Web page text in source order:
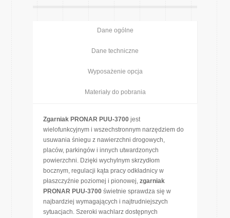
Dane ogólne
Dane techniczne
Wyposażenie opcja
Materiały do pobrania
Zgarniak PRONAR PUU-3700 jest
wielofunkcyjnym i wszechstronnym narzędziem do
usuwania śniegu z nawierzchni drogowych,
placów, parkingów i innych utwardzonych
powierzchni. Dzięki wychylnym skrzydłom
bocznym, regulacji kąta pracy odkładnicy w
płaszczyźnie poziomej i pionowej, zgarniak
PRONAR PUU-3700 świetnie sprawdza się w
najbardziej wymagających i najtrudniejszych
sytuacjach. Szeroki wachlarz dostępnych